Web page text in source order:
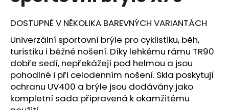
z
5
hvězdiček.
DOSTUPNÉ V NĚKOLIKA BAREVNÝCH VARIANTÁCH
Univerzální sportovní brýle pro cyklistiku, běh,
turistiku i běžné nošení. Díky lehkému rámu TR90
dobře sedí, nepřekážejí pod helmou a jsou
pohodlné i při celodenním nošení. Skla poskytují
ochranu UV400 a brýle jsou dodávány jako
kompletní sada připravená k okamžitému
?
HLEDAT
D